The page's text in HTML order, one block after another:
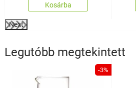
Kosárba
Next
Legutóbb megtekintett
-3%